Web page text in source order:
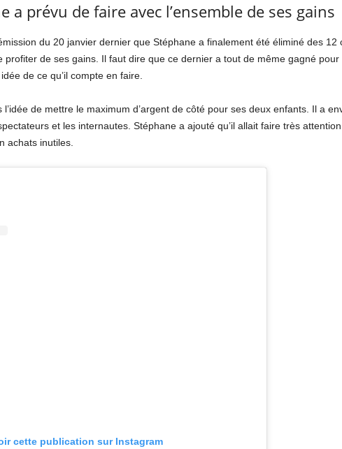
a prévu de faire avec l’ensemble de ses gains
du 20 janvier dernier que Stéphane a finalement été éliminé des
profiter de ses gains. Il faut dire que ce dernier a tout de même gagné
de ce qu’il compte en faire.
de mettre le maximum d’argent de côté pour ses deux enfants. Il a
et les internautes. Stéphane a ajouté qu’il allait faire très
achats inutiles.
cette publication sur Instagram